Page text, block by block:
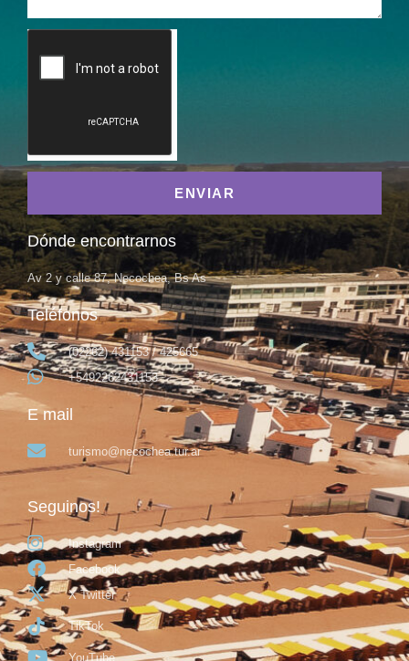
ENVIAR
Dónde encontrarnos
Av 2 y calle 87, Necochea, Bs As
Teléfonos
(02262) 431153 / 425665
+5492262431153
E mail
turismo@necochea.tur.ar
Seguinos!
Instagram
Facebook
X Twitter
TikTok
YouTube